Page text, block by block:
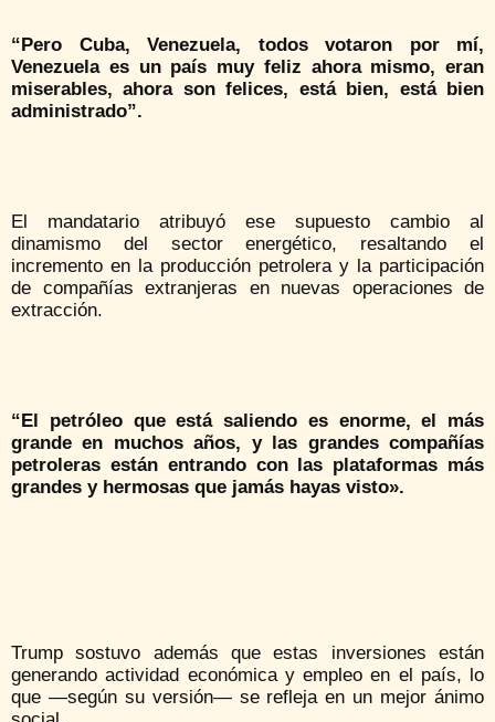
“Pero Cuba, Venezuela, todos votaron por mí,
Venezuela es un país muy feliz ahora mismo, eran
miserables, ahora son felices, está bien, está bien
administrado”.
El mandatario atribuyó ese supuesto cambio al
dinamismo del sector energético, resaltando el
incremento en la producción petrolera y la participación
de compañías extranjeras en nuevas operaciones de
extracción.
“El petróleo que está saliendo es enorme, el más
grande en muchos años, y las grandes compañías
petroleras están entrando con las plataformas más
grandes y hermosas que jamás hayas visto».
Trump sostuvo además que estas inversiones están
generando actividad económica y empleo en el país, lo
que —según su versión— se refleja en un mejor ánimo